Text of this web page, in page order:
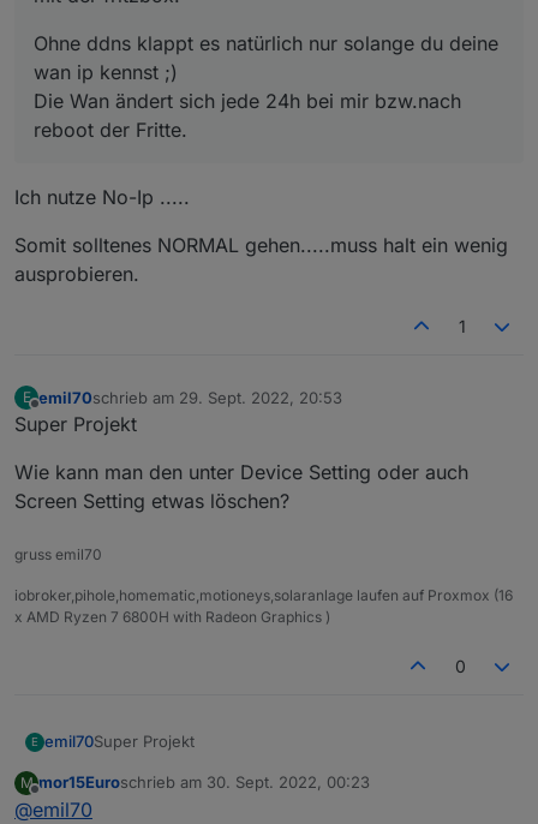
Ohne ddns klappt es natürlich nur solange du deine
wan ip kennst ;)
Die Wan ändert sich jede 24h bei mir bzw.nach
reboot der Fritte.
Ich nutze No-Ip .....
Somit solltenes NORMAL gehen.....muss halt ein wenig
ausprobieren.
1
E
Offline
emil70schrieb am 29. Sept. 2022, 20:53
zuletzt editiert von
Super Projekt
Wie kann man den unter Device Setting oder auch
Screen Setting etwas löschen?
gruss emil70
iobroker,pihole,homematic,motioneys,solaranlage laufen auf Proxmox (16
x AMD Ryzen 7 6800H with Radeon Graphics )
0
E emil70Super Projekt
Wie kann man den unter Device Setting oder auch
M
Offline
mor15Euroschrieb am 30. Sept. 2022, 00:23
zuletzt editiert von
@emil70